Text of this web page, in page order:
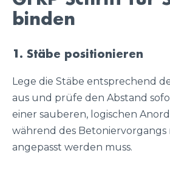
binden
1. Stäbe positionieren
Lege die Stäbe entsprechend
aus und prüfe den Abstand
einer sauberen, logischen
während des Betoniervorgangs
angepasst werden muss.